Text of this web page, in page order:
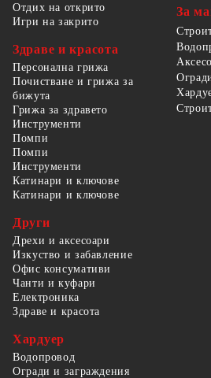
Отдих на открито
Игри на закрито
Здраве и красота
Персонална грижа
Почистване и грижа за
бижута
Грижа за здравето
За
Инструменти
Помпи
Помпи
Инструменти
Катинари и ключове
Катинари и ключове
Други
Дрехи и аксесоари
Изкуство и забавление
Офис консумативи
Чанти и куфари
Електроника
Здраве и красота
Хардуер
Водопровод
Огради и заграждения